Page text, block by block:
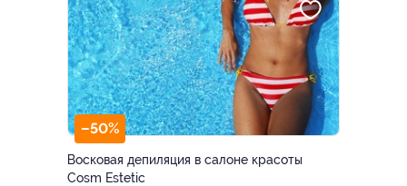
–50%
Восковая депиляция в салоне красоты
Cosm Estetic